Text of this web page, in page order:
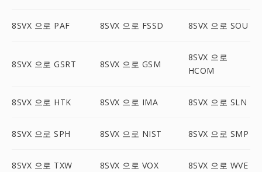
8SVX 으로 PAF 8SVX 으로 FSSD 8SVX 으로 SOU
8SVX 으로 GSRT 8SVX 으로 GSM
8SVX 으로
HCOM
8SVX 으로 HTK 8SVX 으로 IMA 8SVX 으로 SLN
8SVX 으로 SPH 8SVX 으로 NIST 8SVX 으로 SMP
8SVX 으로 TXW 8SVX 으로 VOX 8SVX 으로 WVE